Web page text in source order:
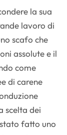
la sua
lavoro di
scafo che
assolute e il
come
di carene
scelta dei
fatto uno